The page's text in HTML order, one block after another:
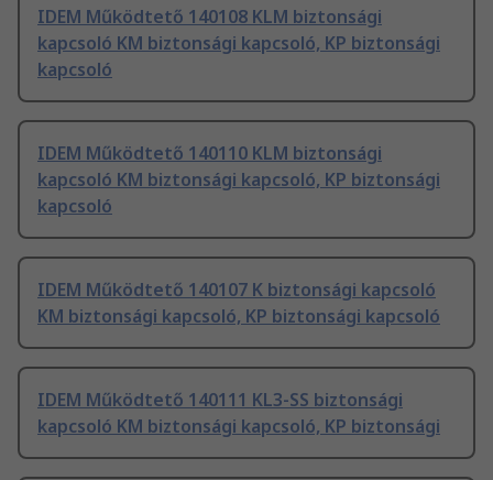
IDEM Működtető 140108 KLM biztonsági
kapcsoló KM biztonsági kapcsoló, KP biztonsági
kapcsoló
IDEM Működtető 140110 KLM biztonsági
kapcsoló KM biztonsági kapcsoló, KP biztonsági
kapcsoló
IDEM Működtető 140107 K biztonsági kapcsoló
KM biztonsági kapcsoló, KP biztonsági kapcsoló
IDEM Működtető 140111 KL3-SS biztonsági
kapcsoló KM biztonsági kapcsoló, KP biztonsági